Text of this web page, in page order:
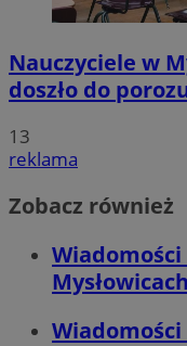
Nauczyciele w
doszło do
13
reklama
Zobacz również
Mysłowicach